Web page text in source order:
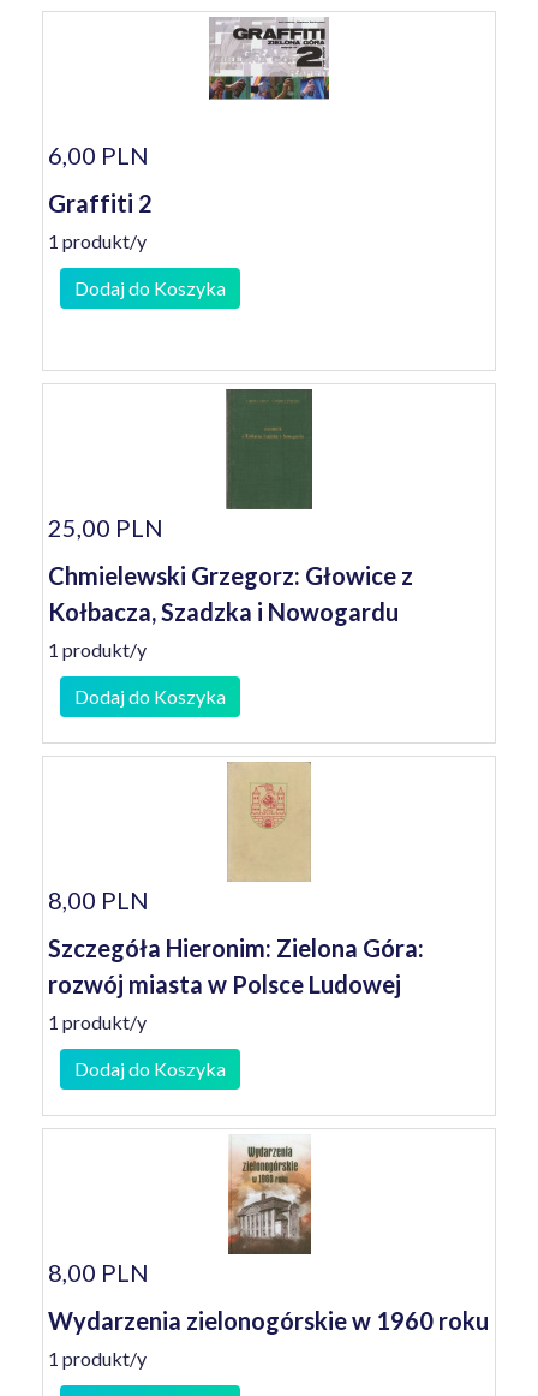
6,00 PLN
Graffiti 2
1 produkt/y
Dodaj do Koszyka
25,00 PLN
Chmielewski Grzegorz: Głowice z
Kołbacza, Szadzka i Nowogardu
1 produkt/y
Dodaj do Koszyka
8,00 PLN
Szczegóła Hieronim: Zielona Góra:
rozwój miasta w Polsce Ludowej
1 produkt/y
Dodaj do Koszyka
8,00 PLN
Wydarzenia zielonogórskie w 1960 roku
1 produkt/y